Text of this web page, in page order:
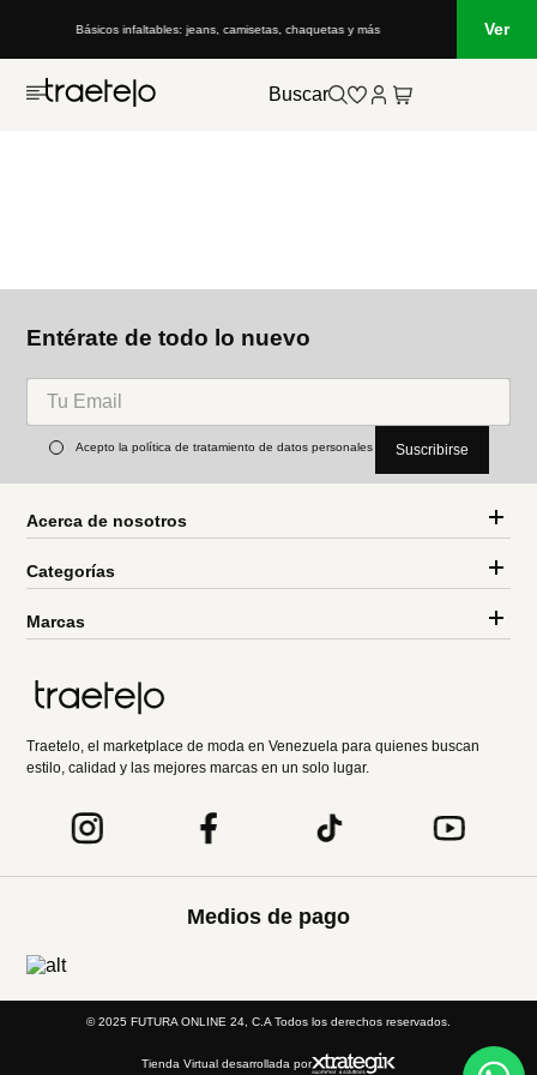
Básicos infaltables: jeans, camisetas, chaquetas y más Ver
Buscar
Entérate de todo lo nuevo
Acepto la política de tratamiento de datos personales Suscribirse
Acerca de nosotros
Categorías
Marcas
Traetelo, el marketplace de moda en Venezuela para quienes buscan
estilo, calidad y las mejores marcas en un solo lugar.
Medios de pago
© 2025 FUTURA ONLINE 24, C.A Todos los derechos reservados.
Tienda Virtual desarrollada por